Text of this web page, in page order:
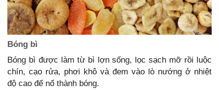
Bóng bì
Bóng bì được làm từ bì lợn sống, lọc sạch mỡ rồi luộc
chín, cạo rửa, phơi khô và đem vào lò nướng ở nhiệt
độ cao để nổ thành bóng.